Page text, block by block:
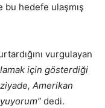
hedefe ulaşmış
vurgulayan
için gösterdiği
Amerikan
dedi.